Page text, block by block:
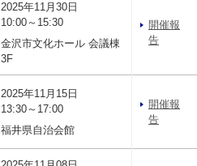
2025年11月30日
10:00～15:30
金沢市文化ホール 会議棟
3F
開催報
告
2025年11月15日
13:30～17:00
福井県自治会館
開催報
告